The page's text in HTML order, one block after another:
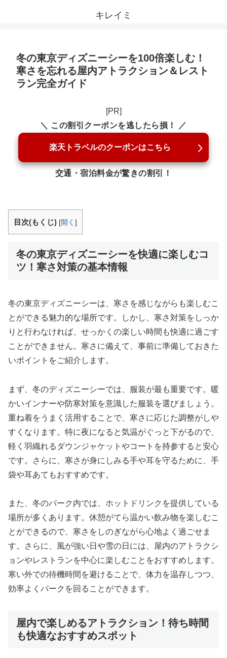
キレイミ
冬の東京ディズニーシーを100倍楽しむ！
寒さを忘れる屋内アトラクション＆レスト
ラン完全ガイド
[PR]
＼ この割引クーポンを逃したら損！ ／
楽天トラベルのクーポンはこちら
交通・宿泊料金が驚きの割引！
目次(もくじ) [開く ]
冬の東京ディズニーシーを快適に楽しむコ
ツ！寒さ対策の基本情報
冬の東京ディズニーシーは、寒さを感じながらも楽しむこ
とができる魅力的な場所です。しかし、寒さ対策をしっか
りと行わなければ、せっかくの楽しい時間も快適に過ごす
ことができません。寒さに備えて、事前に準備しておきた
いポイントをご紹介します。
まず、冬のディズニーシーでは、服装が最も重要です。暖
かいインナーや防寒対策を意識した服装を選びましょう。
重ね着をうまく活用することで、寒さに応じた調整がしや
すくなります。特に夜になると気温がぐっと下がるので、
軽く羽織れるダウンジャケットやコートを持参すると安心
です。さらに、寒さが身にしみる手や耳を守るために、手
袋や耳あてもおすすめです。
また、冬のパーク内では、ホットドリンクを提供している
場所が多くあります。休憩がてら温かい飲み物を楽しむこ
とができるので、寒さをしのぎながら心地よく過ごせま
す。さらに、風が強い日や雪の日には、屋内のアトラクシ
ョンやレストランを中心に楽しむことをおすすめします。
寒い外での待機時間を避けることで、体力を温存しつつ、
効率よくパークを回ることができます。
屋内で楽しめるアトラクション！待ち時間
も快適なおすすめスポット